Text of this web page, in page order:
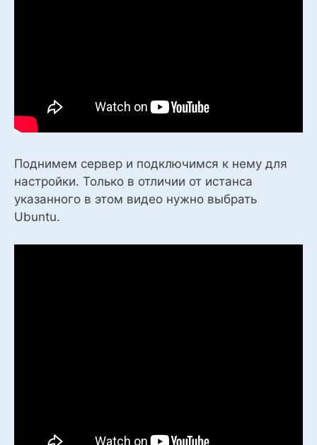
Поднимем сервер и подключимся к нему для
настройки. Только в отличии от истанса
указанного в этом видео нужно выбрать
Ubuntu.